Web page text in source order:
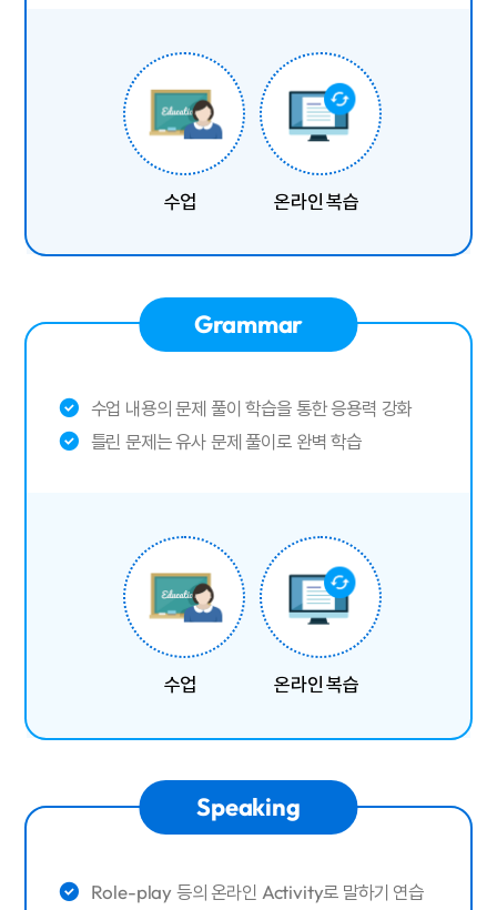
수업 온라인 복습
Grammar
수업 내용의 문제 풀이 학습을 통한 응용력 강화
틀린 문제는 유사 문제 풀이로 완벽 학습
수업 온라인 복습
Speaking
Role-play 등의 온라인 Activity로 말하기 연습